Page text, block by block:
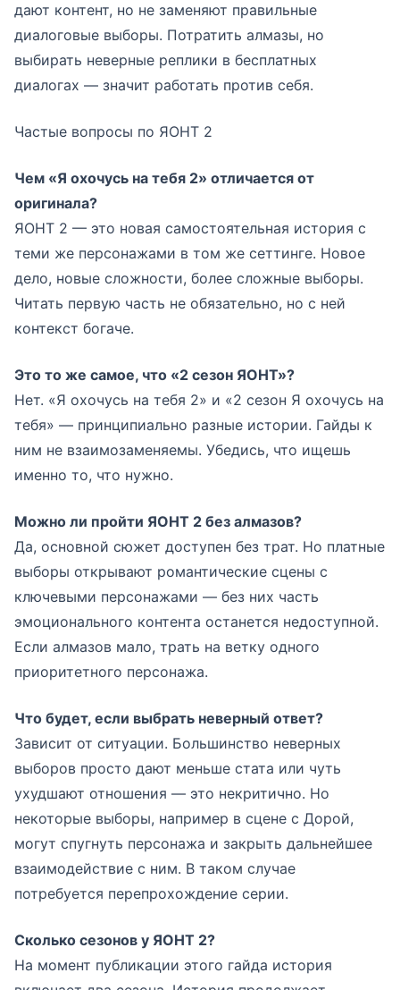
дают контент, но не заменяют правильные
диалоговые выборы. Потратить алмазы, но
выбирать неверные реплики в бесплатных
диалогах — значит работать против себя.
Частые вопросы по ЯОНТ 2
Чем «Я охочусь на тебя 2» отличается от
оригинала?
ЯОНТ 2 — это новая самостоятельная история с
теми же персонажами в том же сеттинге. Новое
дело, новые сложности, более сложные выборы.
Читать первую часть не обязательно, но с ней
контекст богаче.
Это то же самое, что «2 сезон ЯОНТ»?
Нет. «Я охочусь на тебя 2» и «2 сезон Я охочусь на
тебя» — принципиально разные истории. Гайды к
ним не взаимозаменяемы. Убедись, что ищешь
именно то, что нужно.
Можно ли пройти ЯОНТ 2 без алмазов?
Да, основной сюжет доступен без трат. Но платные
выборы открывают романтические сцены с
ключевыми персонажами — без них часть
эмоционального контента останется недоступной.
Если алмазов мало, трать на ветку одного
приоритетного персонажа.
Что будет, если выбрать неверный ответ?
Зависит от ситуации. Большинство неверных
выборов просто дают меньше стата или чуть
ухудшают отношения — это некритично. Но
некоторые выборы, например в сцене с Дорой,
могут спугнуть персонажа и закрыть дальнейшее
взаимодействие с ним. В таком случае
потребуется перепрохождение серии.
Сколько сезонов у ЯОНТ 2?
На момент публикации этого гайда история